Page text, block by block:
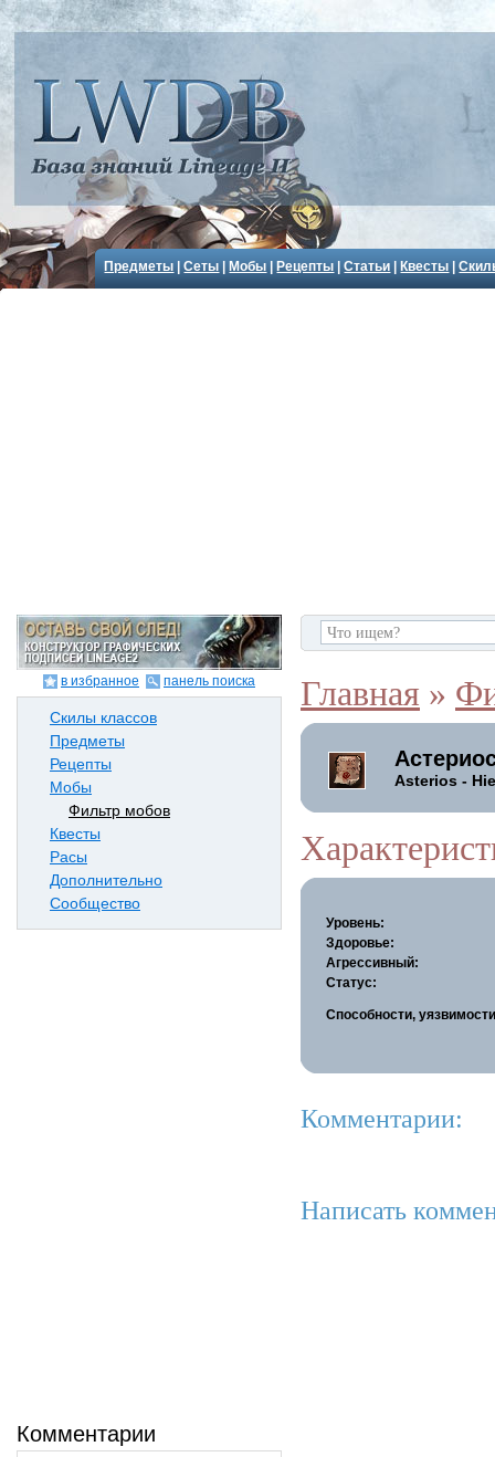
Предметы |Сеты Мобы Рецепты |Статьи Квесты |
в избранное панель поиска
Скилы классов
Предметы
Рецепты
Мобы
Фильтр мобов
Квесты
Расы
Дополнительно
Сообщество
Комментарии
Главная »
Asterios -
Уровень:
Здоровье:
Агрессивный:
Статус:
Способности,
Комментарии:
Написать